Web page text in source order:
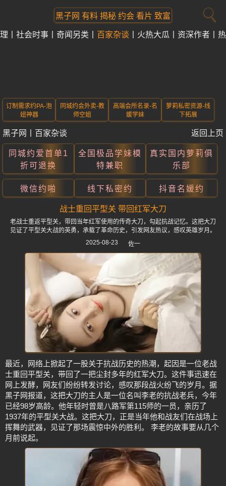
黑子网 有料 揭秘 约会 看片 致富
社会时事 奇闻另类 百家杂谈 火热大瓜 资深作者
订制需求约PA-泡
妞神器
同城约会外卖-教
师空姐
高端会所名录-名
媛学妹
萝莉私密资源-线
下拓展
黑子网 百家杂谈 返回上页
同城约爱首单1
折可退换
全国极品学妹模
特兼职
真实国内萝莉俱
乐部
微信约啪 线下私密约 抖音名媛约
战士重回平型关 带回红军大刀
老战士重返平型关，带回当年红军使用的传奇大刀，勾起抗战记忆。这把大刀
见证了平型关大战的英勇，承载了革命历史，引发网友热议，感叹英雄岁月。
2025-08-23
佐一
最近，网络上掀起了一股关于抗战历史的热潮，起因是一位老战
士重回平型关，带回了一把尘封多年的红军大刀。这件事迅速在
网上发酵，网友们纷纷转发讨论，感叹那段战火纷飞的岁月。据
黑子网报道，这把大刀的主人是一位名叫李老的抗战老兵，今年
已经98岁高龄。他年轻时曾是八路军第115师的一员，亲历了
1937年的平型关大战。这把大刀，正是当年他和战友们在战场上
挥舞的武器，见证了那场震惊中外的胜利。 李老的故事要从几个
月前说起。